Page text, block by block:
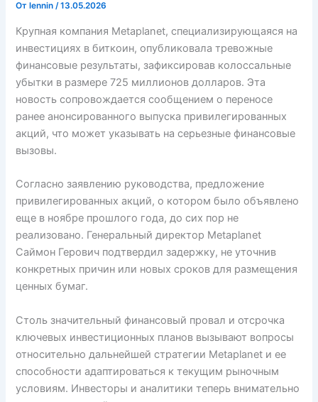
От lennin/13.05.2026
Крупная компания Metaplanet, специализирующаяся на
инвестициях в биткоин, опубликовала тревожные
финансовые результаты, зафиксировав колоссальные
убытки в размере 725 миллионов долларов. Эта
новость сопровождается сообщением о переносе
ранее анонсированного выпуска привилегированных
акций, что может указывать на серьезные финансовые
вызовы.
Согласно заявлению руководства, предложение
привилегированных акций, о котором было объявлено
еще в ноябре прошлого года, до сих пор не
реализовано. Генеральный директор Metaplanet
Саймон Герович подтвердил задержку, не уточнив
конкретных причин или новых сроков для размещения
ценных бумаг.
Столь значительный финансовый провал и отсрочка
ключевых инвестиционных планов вызывают вопросы
относительно дальнейшей стратегии Metaplanet и ее
способности адаптироваться к текущим рыночным
условиям. Инвесторы и аналитики теперь внимательно